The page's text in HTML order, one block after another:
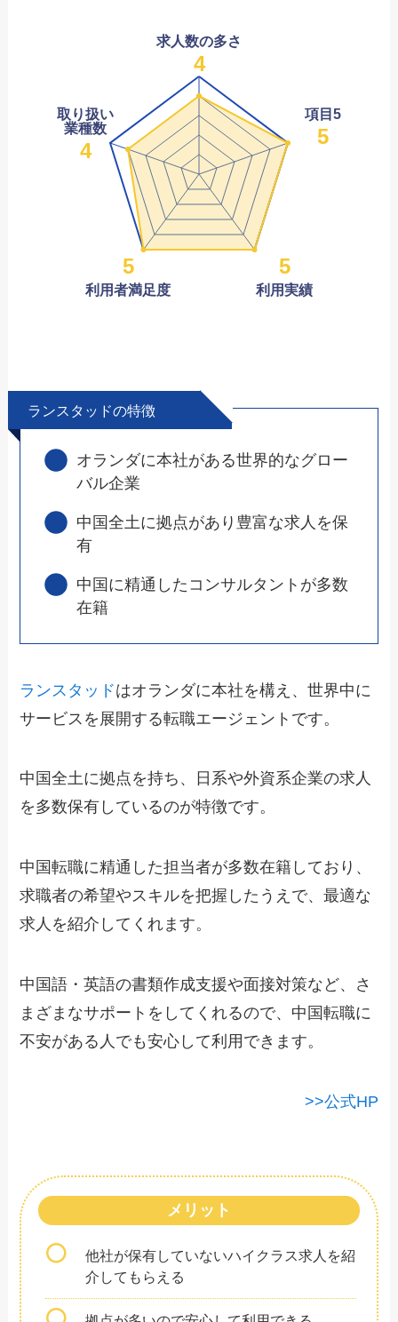
求人数の多さ
4
取り扱い
業種数
4
5
利用者満足度
5
利用実績
項目5
5
ランスタッドの特徴
オランダに本社がある世界的なグロー
バル企業
中国全土に拠点があり豊富な求人を保
有
中国に精通したコンサルタントが多数
在籍
ランスタッドはオランダに本社を構え、世界中に
サービスを展開する転職エージェントです。
中国全土に拠点を持ち、日系や外資系企業の求人
を多数保有しているのが特徴です。
中国転職に精通した担当者が多数在籍しており、
求職者の希望やスキルを把握したうえで、最適な
求人を紹介してくれます。
中国語・英語の書類作成支援や面接対策など、さ
まざまなサポートをしてくれるので、中国転職に
不安がある人でも安心して利用できます。
>>公式HP
メリット
他社が保有していないハイクラス求人を紹
介してもらえる